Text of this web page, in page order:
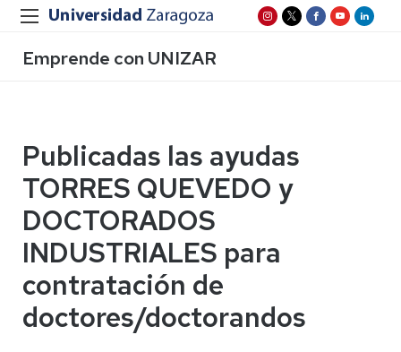
Emprende con UNIZAR
Publicadas las ayudas
TORRES QUEVEDO y
DOCTORADOS
INDUSTRIALES para
contratación de
doctores/doctorandos